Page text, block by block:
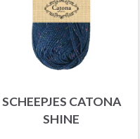
SCHEEPJES CATONA
SHINE